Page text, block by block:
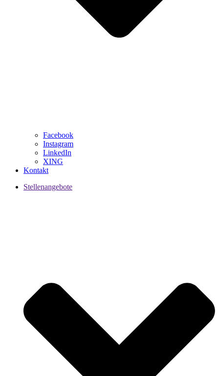
Facebook
Instagram
LinkedIn
XING
Kontakt
Stellenangebote